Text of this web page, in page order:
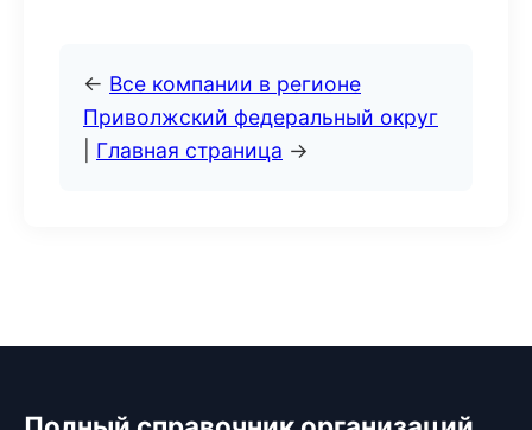
← Все компании в регионе
Приволжский федеральный округ
Главная страница →